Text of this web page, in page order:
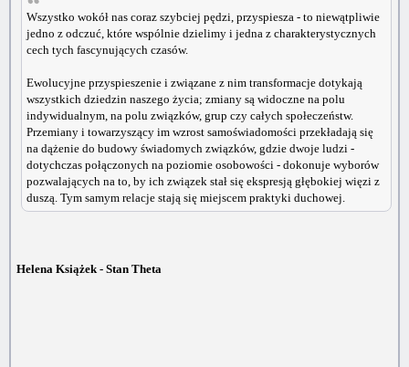
Wszystko wokół nas coraz szybciej pędzi, przyspiesza - to niewątpliwie
jedno z odczuć, które wspólnie dzielimy i jedna z charakterystycznych
cech tych fascynujących czasów.
Ewolucyjne przyspieszenie i związane z nim transformacje dotykają
wszystkich dziedzin naszego życia; zmiany są widoczne na polu
indywidualnym, na polu związków, grup czy całych społeczeństw.
Przemiany i towarzyszący im wzrost samoświadomości przekładają się
na dążenie do budowy świadomych związków, gdzie dwoje ludzi -
dotychczas połączonych na poziomie osobowości - dokonuje wyborów
pozwalających na to, by ich związek stał się ekspresją głębokiej więzi z
duszą. Tym samym relacje stają się miejscem praktyki duchowej.
Helena Książek - Stan Theta